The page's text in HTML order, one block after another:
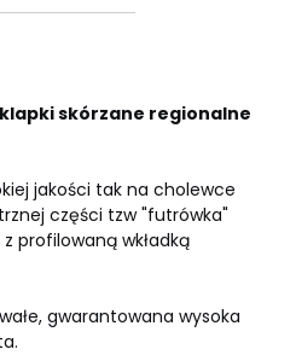
skórzane regionalne
jakości tak na cholewce
części tzw "futrówka"
profilowaną wkładką
gwarantowana wysoka